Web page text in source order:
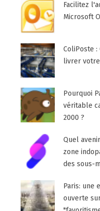
Facilitez
Microsoft
ColiPoste
livrer
Pourquoi
véritable
2000 ?
Quel
zone
des sous-
Paris: une
ouverte